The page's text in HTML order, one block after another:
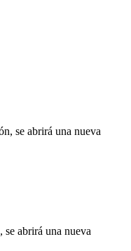
se abrirá una nueva
se abrirá una nueva